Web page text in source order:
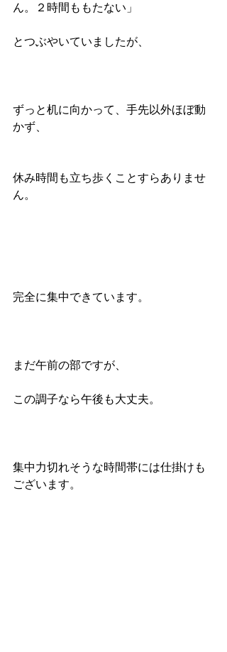
ん。２時間ももたない」
とつぶやいていましたが、
ずっと机に向かって、手先以外ほぼ動
かず、
休み時間も立ち歩くことすらありませ
ん。
完全に集中できています。
まだ午前の部ですが、
この調子なら午後も大丈夫。
集中力切れそうな時間帯には仕掛けも
ございます。